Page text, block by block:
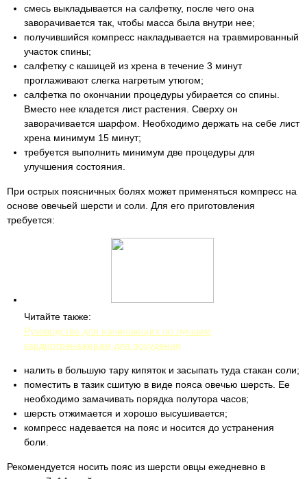
смесь выкладывается на салфетку, после чего она
заворачивается так, чтобы масса была внутри нее;
получившийся компресс накладывается на травмированный
участок спины;
салфетку с кашицей из хрена в течение 3 минут
проглаживают слегка нагретым утюгом;
салфетка по окончании процедуры убирается со спины.
Вместо нее кладется лист растения. Сверху он
заворачивается шарфом. Необходимо держать на себе лист
хрена минимум 15 минут;
требуется выполнить минимум две процедуры для
улучшения состояния.
При острых поясничных болях может применяться компресс на
основе овечьей шерсти и соли. Для его приготовления
требуется:
Читайте также:
Руководство для начинающих по лучшим
кардиотренажерам для похудения
налить в большую тару кипяток и засыпать туда стакан соли;
поместить в тазик сшитую в виде пояса овечью шерсть. Ее
необходимо замачивать порядка полутора часов;
шерсть отжимается и хорошо высушивается;
компресс надевается на пояс и носится до устранения
боли.
Рекомендуется носить пояс из шерсти овцы ежедневно в